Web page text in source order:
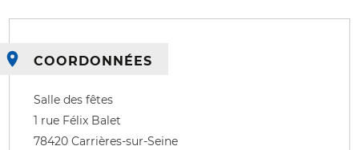
COORDONNÉES
Salle des fêtes
1 rue Félix Balet
78420 Carrières-sur-Seine